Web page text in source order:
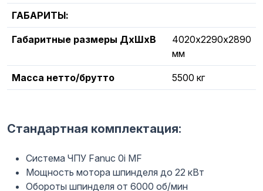
ГАБАРИТЫ:
Габаритные размеры ДхШхВ
4020х2290х2890
мм
Масса нетто/брутто 5500 кг
Стандартная комплектация:
Система ЧПУ Fanuc 0i MF
Мощность мотора шпинделя до 22 кВт
Обороты шпинделя от 6000 об/мин